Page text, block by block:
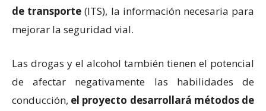
de transporte (ITS), la información necesaria para
mejorar la seguridad vial.
Las drogas y el alcohol también tienen el potencial
de afectar negativamente las habilidades de
conducción, el proyecto desarrollará métodos de